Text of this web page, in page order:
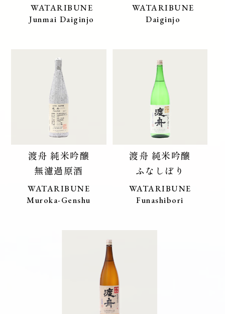
WATARIBUNE
Junmai Daiginjo
WATARIBUNE
Daiginjo
渡舟 純米吟醸
無濾過原酒
WATARIBUNE
Muroka-Genshu
渡舟 純米吟醸
ふなしぼり
WATARIBUNE
Funashibori